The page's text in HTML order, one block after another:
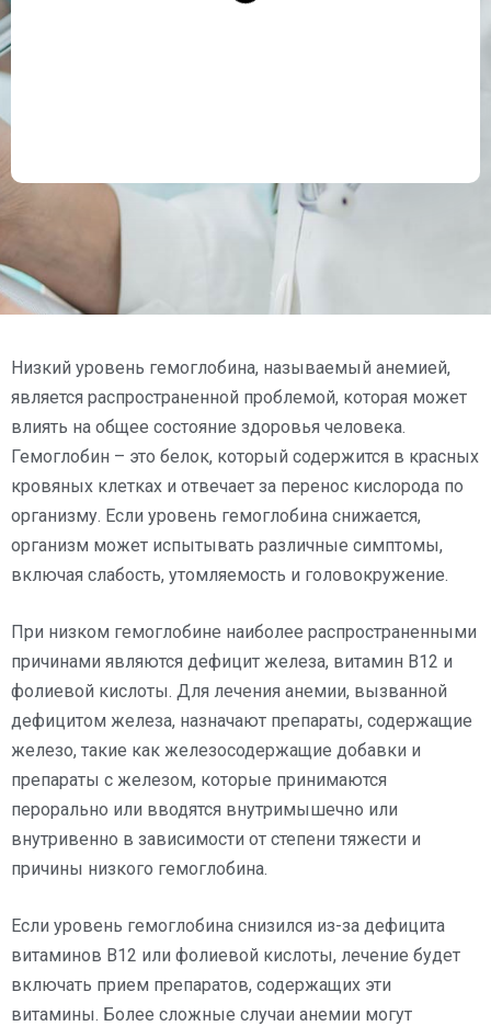
Низкий уровень гемоглобина, называемый анемией,
является распространенной проблемой, которая может
влиять на общее состояние здоровья человека.
Гемоглобин – это белок, который содержится в красных
кровяных клетках и отвечает за перенос кислорода по
организму. Если уровень гемоглобина снижается,
организм может испытывать различные симптомы,
включая слабость, утомляемость и головокружение.
При низком гемоглобине наиболее распространенными
причинами являются дефицит железа, витамин В12 и
фолиевой кислоты. Для лечения анемии, вызванной
дефицитом железа, назначают препараты, содержащие
железо, такие как железосодержащие добавки и
препараты с железом, которые принимаются
перорально или вводятся внутримышечно или
внутривенно в зависимости от степени тяжести и
причины низкого гемоглобина.
Если уровень гемоглобина снизился из-за дефицита
витаминов B12 или фолиевой кислоты, лечение будет
включать прием препаратов, содержащих эти
витамины. Более сложные случаи анемии могут